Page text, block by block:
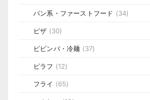
パン系・ファーストフード (34)
ピザ (30)
ビビンバ・冷麺 (37)
ピラフ (12)
フライ (65)